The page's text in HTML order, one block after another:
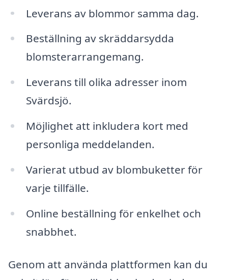
Leverans av blommor samma dag.
Beställning av skräddarsydda
blomsterarrangemang.
Leverans till olika adresser inom
Svärdsjö.
Möjlighet att inkludera kort med
personliga meddelanden.
Varierat utbud av blombuketter för
varje tillfälle.
Online beställning för enkelhet och
snabbhet.
Genom att använda plattformen kan du